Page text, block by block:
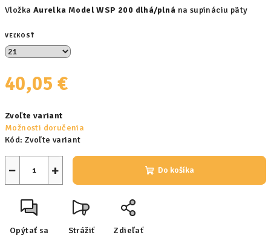
Vložka Aurelka Model WSP 200 dlhá/plná na supináciu päty
VEĽKOSŤ
40,05 €
cena:
Zvoľte variant
Možnosti doručenia
Kód: Zvoľte variant
+
− Do košíka
Opýtať sa Strážiť Zdieľať